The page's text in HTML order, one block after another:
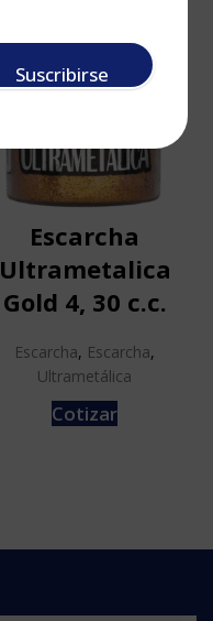
Suscribirse
Escarcha
Ultrametalica
Gold 4, 30 c.c.
Escarcha, Escarcha,
Ultrametálica
Cotizar